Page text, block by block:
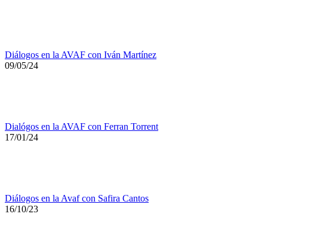
Diálogos en la AVAF con Iván Martínez
09/05/24
Dialógos en la AVAF con Ferran Torrent
17/01/24
Diálogos en la Avaf con Safira Cantos
16/10/23